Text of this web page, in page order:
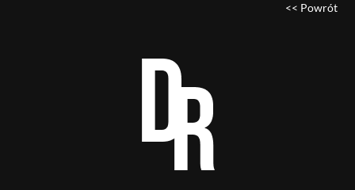
<< Powrót